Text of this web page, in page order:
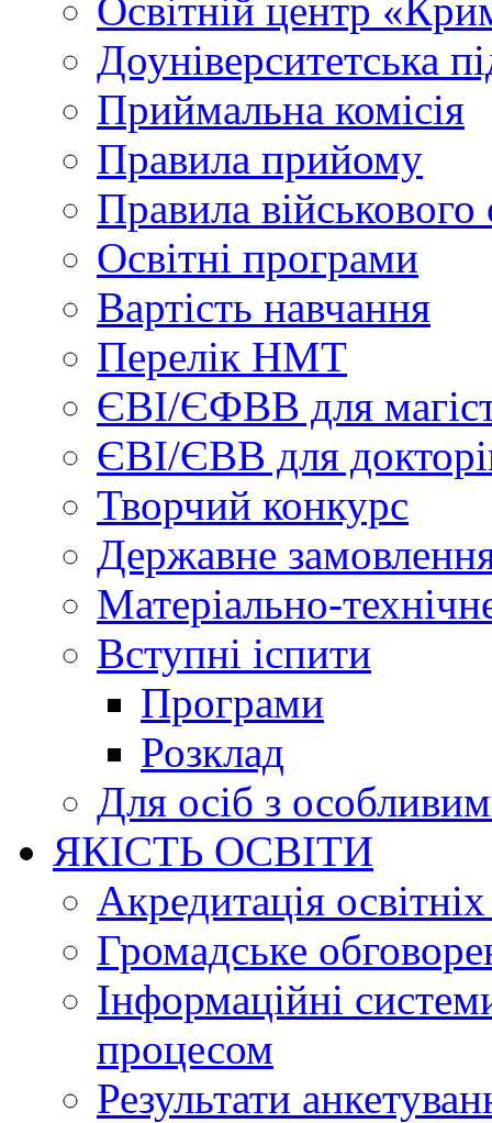
Освітній центр
Доуніверситетська
Приймальна комісія
Правила прийому
Правила військового
Освітні програми
Вартість навчання
Перелік НМТ
ЄВІ/ЄФВВ для
ЄВІ/ЄВВ для
Творчий конкурс
Державне
Матеріально-
Вступні іспити
Програми
Розклад
Для осіб з
ЯКІСТЬ ОСВІТИ
Акредитація
Громадське
Інформаційні
процесом
Результати